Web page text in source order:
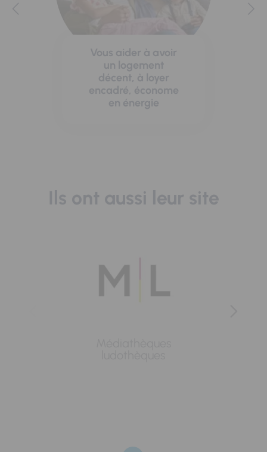
Vous aider à avoir
un logement
décent, à loyer
encadré, économe
en énergie
Ils ont aussi leur site